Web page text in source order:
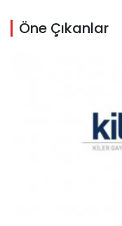
Öne Çıkanlar